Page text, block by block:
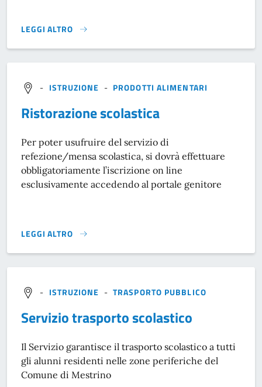
LEGGI ALTRO
ISCRIZIONE ANAGRAFICA PER CITTADINI EUROPEI - ANPR}
- ISTRUZIONE - PRODOTTI ALIMENTARI
Ristorazione scolastica
Per poter usufruire del servizio di
refezione/mensa scolastica, si dovrà effettuare
obbligatoriamente l’iscrizione on line
esclusivamente accedendo al portale genitore
LEGGI ALTRO
RISTORAZIONE SCOLASTICA}
- ISTRUZIONE -TRASPORTO PUBBLICO
Servizio trasporto scolastico
Il Servizio garantisce il trasporto scolastico a tutti
gli alunni residenti nelle zone periferiche del
Comune di Mestrino